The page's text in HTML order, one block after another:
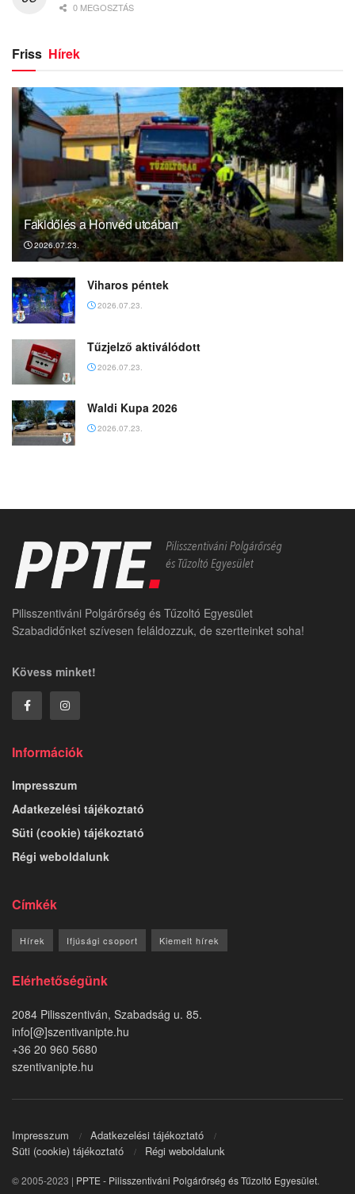
0 MEGOSZTÁS
Friss Hírek
Fakidőlés a Honvéd utcában
2026.07.23.
Viharos péntek
2026.07.23.
Tűzjelző aktiválódott
2026.07.23.
Waldi Kupa 2026
2026.07.23.
Pilisszentiváni Polgárőrség és Tűzoltó Egyesület
Szabadidőnket szívesen feláldozzuk, de szertteinket soha!
Kövess minket!
Információk
Impresszum
Adatkezelési tájékoztató
Süti (cookie) tájékoztató
Régi weboldalunk
Címkék
Hírek Ifjúsági csoport Kiemelt hírek
Elérhetőségünk
2084 Pilisszentiván, Szabadság u. 85.
info[@]szentivanipte.hu
+36 20 960 5680
szentivanipte.hu
Impresszum
Adatkezelési tájékoztató
Süti (cookie) tájékoztató
Régi weboldalunk
© 2005-2023 | PPTE - Pilisszentiváni Polgárőrség és Tűzoltó Egyesület.